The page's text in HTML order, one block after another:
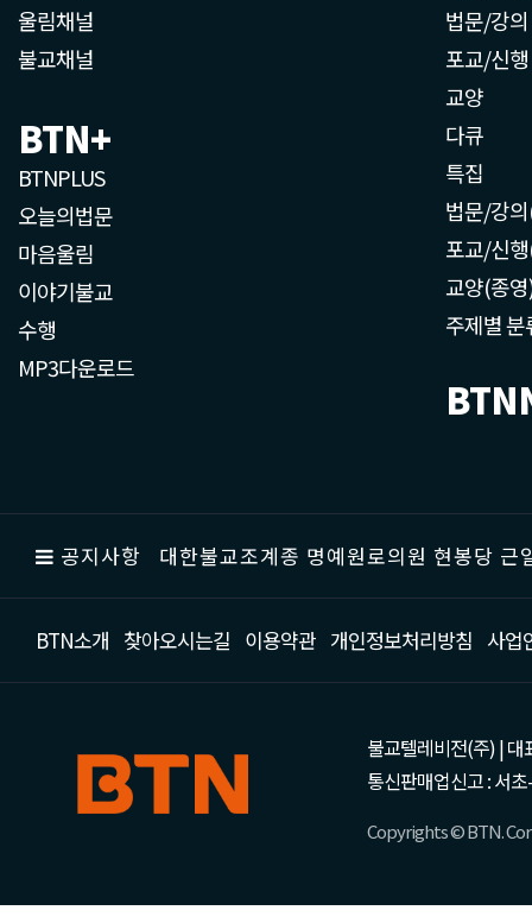
울림채널
불교채널
BTN+
BTNPLUS
오늘의법문
마음울림
이야기불교
수행
MP3다운로드
법문/강의
포교/신행
교양
다큐
특집
법문/강
포교/신
교양(종
주제별 분
공지사항 대한불교조계종 명예원로의원 현봉당
BTN소개 찾아오시는길 이용약관 개인정보처리방침 사업
불교텔레비전(주) | 대
통신판매업신고 : 서
Copyrights © BTN.